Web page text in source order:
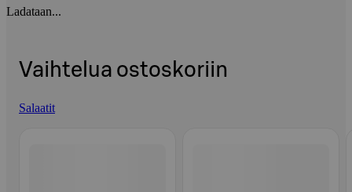
Ladataan...
Vaihtelua ostoskoriin
Salaatit